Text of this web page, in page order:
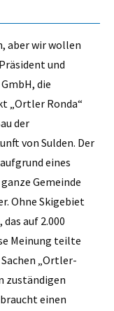
aber wir wollen
und
die
„Ortler Ronda“
der
von Sulden. Der
eines
Gemeinde
Ohne Skigebiet
auf 2.000
Meinung teilte
„Ortler-
zuständigen
einen